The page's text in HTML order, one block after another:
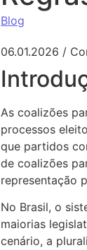
Blog
06.01.2026 /
As coalizões
processos
que partidos
de coalizões
representação
No Brasil, o
maiorias
cenário, a